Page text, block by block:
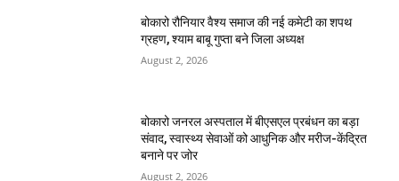
बोकारो रौनियार वैश्य समाज की नई कमेटी का शपथ
ग्रहण, श्याम बाबू गुप्ता बने जिला अध्यक्ष
August 2, 2026
बोकारो जनरल अस्पताल में बीएसएल प्रबंधन का बड़ा
संवाद, स्वास्थ्य सेवाओं को आधुनिक और मरीज-केंद्रित
बनाने पर जोर
August 2, 2026